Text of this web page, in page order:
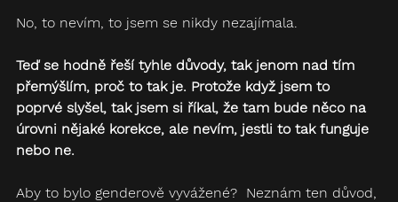
No, to nevím, to jsem se nikdy nezajímala.
Teď se hodně řeší tyhle důvody, tak jenom nad tím
přemýšlím, proč to tak je. Protože když jsem to
poprvé slyšel, tak jsem si říkal, že tam bude něco na
úrovni nějaké korekce, ale nevím, jestli to tak funguje
nebo ne.
Aby to bylo genderově vyvážené?  Neznám ten důvod,